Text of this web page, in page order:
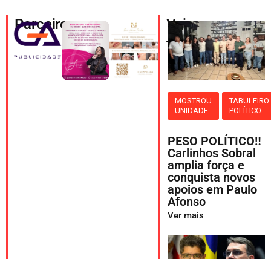
Parceiros
Veja
também
MOSTROU
UNIDADE
TABULEIRO
POLÍTICO
PESO POLÍTICO‼️
Carlinhos Sobral
amplia força e
conquista novos
apoios em Paulo
Afonso
Ver mais